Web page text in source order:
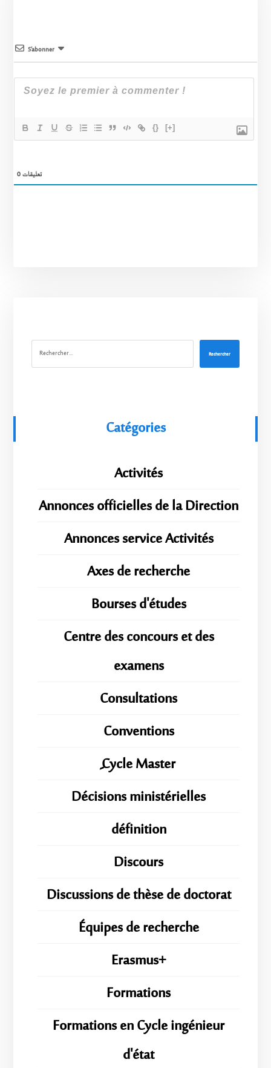
S’abonner
{} [+]
0تعليقات
Rechercher
Catégories
Activités
Annonces officielles de la Direction
Annonces service Activités
Axes de recherche
Bourses d'études
Centre des concours et des
examens
Consultations
Conventions
ِِِCycle Master
Décisions ministérielles
définition
Discours
Discussions de thèse de doctorat
Équipes de recherche
Erasmus+
Formations
Formations en Cycle ingénieur
d'état